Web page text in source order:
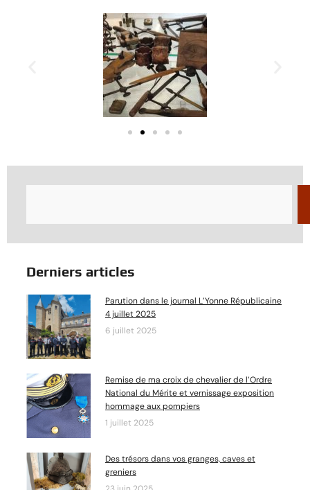
Derniers articles
Parution dans le journal L’Yonne Républicaine
4 juillet 2025
6 juillet 2025
Remise de ma croix de chevalier de l’Ordre
National du Mérite et vernissage exposition
hommage aux pompiers
1 juillet 2025
Des trésors dans vos granges, caves et
greniers